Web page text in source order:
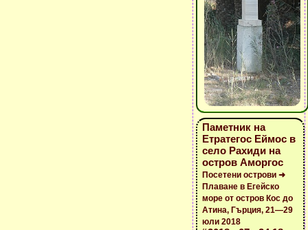
Паметник на
Етратегос Еймос в
село Рахиди на
остров Аморгос
Посетени острови ➜
Плаване в Егейско
море от остров Кос до
Атина, Гърция, 21—29
юли 2018